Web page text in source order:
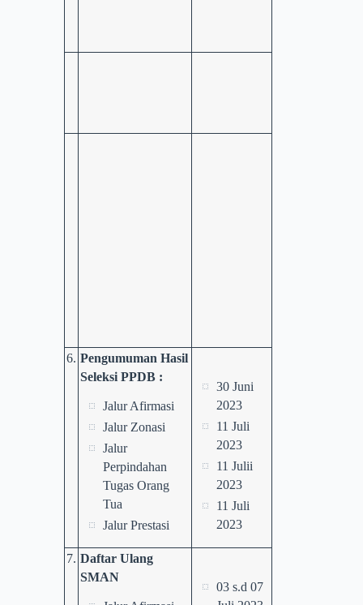
6. Pengumuman Hasil
Seleksi PPDB :
Jalur Afirmasi
Jalur Zonasi
Jalur
Perpindahan
Tugas Orang
Tua
Jalur Prestasi
30 Juni
2023
11 Juli
2023
11 Julii
2023
11 Juli
2023
7. Daftar Ulang
SMAN
03 s.d 07